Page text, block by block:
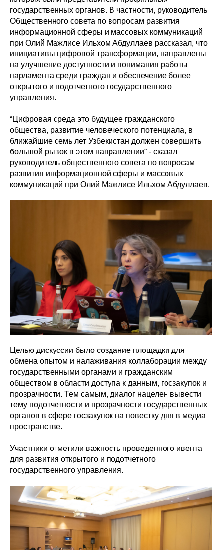
государственных органов. В частности, руководитель
Общественного совета по вопросам развития
информационной сферы и массовых коммуникаций
при Олий Мажлисе Ильхом Абдуллаев рассказал, что
инициативы цифровой трансформации, направлены
на улучшение доступности и понимания работы
парламента среди граждан и обеспечение более
открытого и подотчетного государственного
управления.
“Цифровая среда это будущее гражданского
общества, развитие человеческого потенциала, в
ближайшие семь лет Узбекистан должен совершить
большой рывок в этом направлении” - сказал
руководитель общественного совета по вопросам
развития информационной сферы и массовых
коммуникаций при Олий Мажлисе Ильхом Абдуллаев.
Целью дискуссии было создание площадки для
обмена опытом и налаживания коллаборации между
государственными органами и гражданским
обществом в области доступа к данным, госзакупок и
прозрачности. Тем самым, диалог нацелен вывести
тему подотчетности и прозрачности государственных
органов в сфере госзакупок на повестку дня в медиа
пространстве.
Участники отметили важность проведенного ивента
для развития открытого и подотчетного
государственного управления.